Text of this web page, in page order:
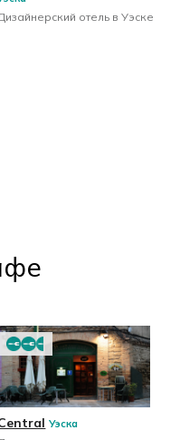
отель в Уэске
Уэска